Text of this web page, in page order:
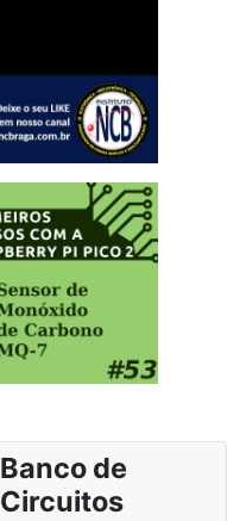
Banco de
Circuitos